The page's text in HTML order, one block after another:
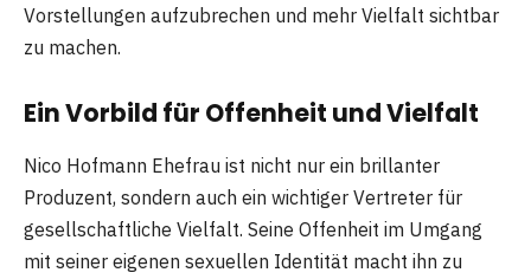
Vorstellungen aufzubrechen und mehr Vielfalt sichtbar
zu machen.
Ein Vorbild für Offenheit und Vielfalt
Nico Hofmann Ehefrau ist nicht nur ein brillanter
Produzent, sondern auch ein wichtiger Vertreter für
gesellschaftliche Vielfalt. Seine Offenheit im Umgang
mit seiner eigenen sexuellen Identität macht ihn zu